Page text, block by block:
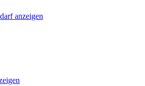
anzeigen